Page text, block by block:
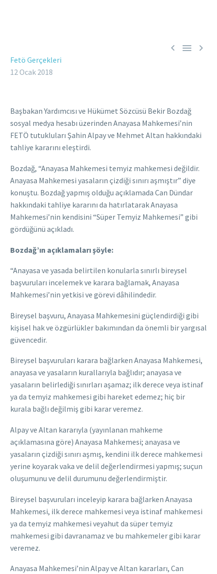
  
Fetö Gerçekleri
12 Ocak 2018
Başbakan Yardımcısı ve Hükümet Sözcüsü Bekir Bozdağ
sosyal medya hesabı üzerinden Anayasa Mahkemesi’nin
FETÖ tutukluları Şahin Alpay ve Mehmet Altan hakkındaki
tahliye kararını eleştirdi.
Bozdağ, “Anayasa Mahkemesi temyiz mahkemesi değildir.
Anayasa Mahkemesi yasaların çizdiği sınırı aşmıştır” diye
konuştu. Bozdağ yapmış olduğu açıklamada Can Dündar
hakkındaki tahliye kararını da hatırlatarak Anayasa
Mahkemesi’nin kendisini “Süper Temyiz Mahkemesi” gibi
gördüğünü açıkladı.
Bozdağ’ın açıklamaları şöyle:
“Anayasa ve yasada belirtilen konularla sınırlı bireysel
başvuruları incelemek ve karara bağlamak, Anayasa
Mahkemesi’nin yetkisi ve görevi dâhilindedir.
Bireysel başvuru, Anayasa Mahkemesini güçlendirdiği gibi
kişisel hak ve özgürlükler bakımından da önemli bir yargısal
güvencedir.
Bireysel başvuruları karara bağlarken Anayasa Mahkemesi,
anayasa ve yasaların kurallarıyla bağlıdır; anayasa ve
yasaların belirlediği sınırları aşamaz; ilk derece veya istinaf
ya da temyiz mahkemesi gibi hareket edemez; hiç bir
kurala bağlı değilmiş gibi karar veremez.
Alpay ve Altan kararıyla (yayınlanan mahkeme
açıklamasına göre) Anayasa Mahkemesi; anayasa ve
yasaların çizdiği sınırı aşmış, kendini ilk derece mahkemesi
yerine koyarak vaka ve delil değerlendirmesi yapmış; suçun
oluşumunu ve delil durumunu değerlendirmiştir.
Bireysel başvuruları inceleyip karara bağlarken Anayasa
Mahkemesi, ilk derece mahkemesi veya istinaf mahkemesi
ya da temyiz mahkemesi veyahut da süper temyiz
mahkemesi gibi davranamaz ve bu mahkemeler gibi karar
veremez.
Anayasa Mahkemesi’nin Alpay ve Altan kararları, Can